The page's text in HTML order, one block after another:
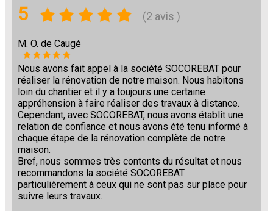
5 (2 avis )
M. O. de Caugé
Nous avons fait appel à la société SOCOREBAT pour
réaliser la rénovation de notre maison. Nous habitons
loin du chantier et il y a toujours une certaine
appréhension à faire réaliser des travaux à distance.
Cependant, avec SOCOREBAT, nous avons établit une
relation de confiance et nous avons été tenu informé à
chaque étape de la rénovation complète de notre
maison.
Bref, nous sommes très contents du résultat et nous
recommandons la société SOCOREBAT
particulièrement à ceux qui ne sont pas sur place pour
suivre leurs travaux.